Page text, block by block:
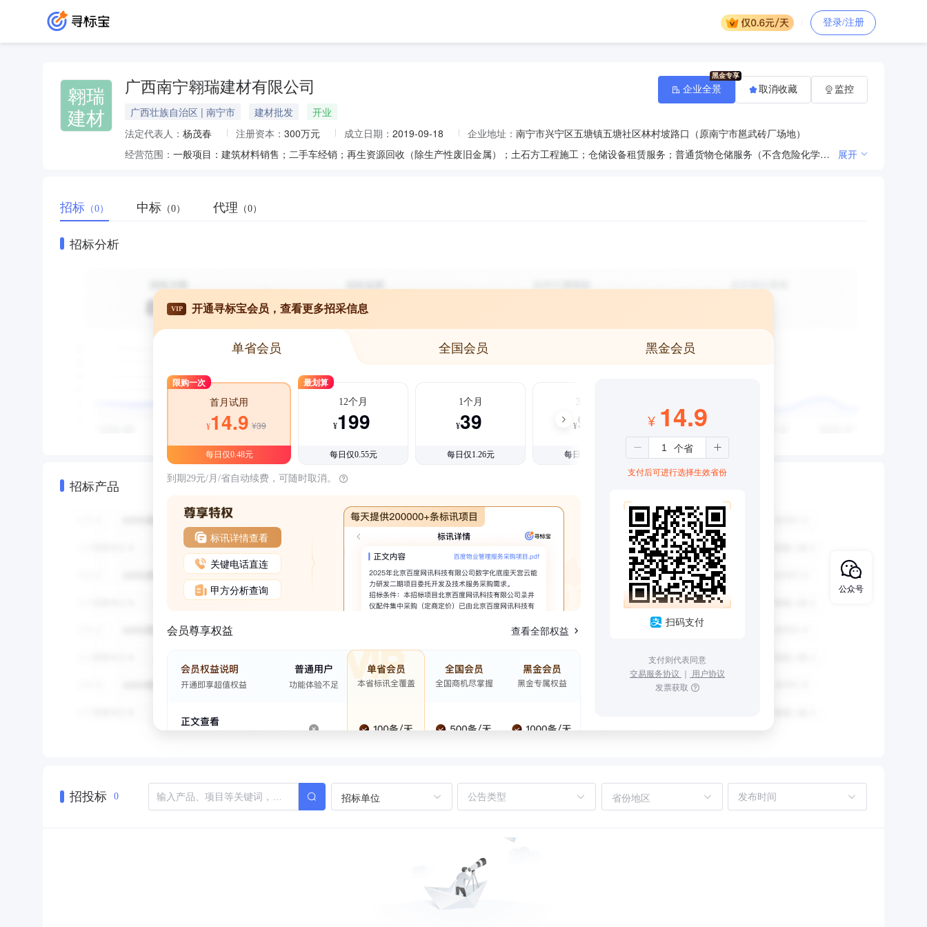
登录/注册
翱瑞
建材
广西南宁翱瑞建材有限公司
广西壮族自治区 | 南宁市 建材批发
开业
法定代表人： 杨茂春 注册资本： 300万元 成立日期： 2019-09-18 企业地址： 南宁市兴宁区五塘镇五塘社区林村坡路口（原南宁市邕武砖厂场地）
经营范围：
一般项目：建筑材料销售；二手车经销；再生资源回收（除生产性废旧金属）；土石方工程施工；仓储设备租赁服务；普通货物仓储服务（不含危险化学品等需许可审批的项目）；租赁服务（不含出版物出租）；国内货物运输代理；商务代理代办服务（依法须经批准的项目，经相关部门批准后方可开展经营活动，具体经营项目以相关部门批准文件或许可证件为准）许可项目：房地产开发经营（除依法须经批准的项目外，凭营业执照依法自主开展经营活动） 展开
企业全景 取消收藏 监控
招标 （0） 中标 （0） 代理 （0）
招标分析
招标产品
VIP 开通寻标宝会员，查看更多招采信息
单省会员 全国会员 黑金会员
限购一次
首月试用
¥14.9 ¥39
每日仅0.48元
最划算
12个月
¥199
每日仅0.55元
1个月
¥39
每日仅1.26元
3个月
¥99
每日仅1.08元
到期29元/月/省自动续费，可随时取消。
标讯详情查看
关键电话直连
甲方分析查询
会员尊享权益 查看全部权益
¥ 14.9
支付后可进行选择生效省份
扫码支付
支付则代表同意
交易服务协议 ｜ 用户协议
发票获取
招投标 0 招标单位 省份地区
公众号